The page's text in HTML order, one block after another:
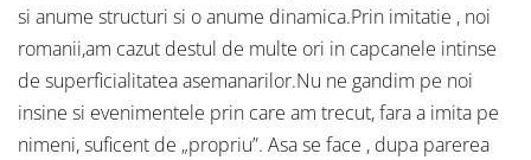
si anume structuri si o anume dinamica.Prin imitatie , noi
romanii,am cazut destul de multe ori in capcanele intinse
de superficialitatea asemanarilor.Nu ne gandim pe noi
insine si evenimentele prin care am trecut, fara a imita pe
nimeni, suficent de „propriu”. Asa se face , dupa parerea